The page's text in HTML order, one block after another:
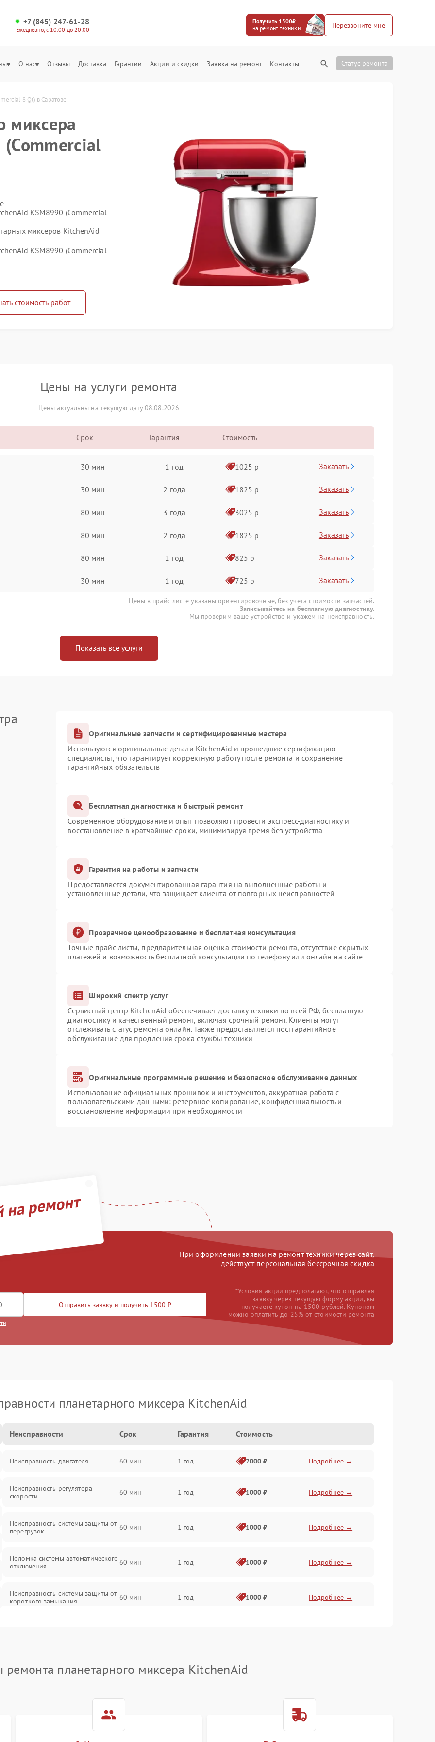
+7 (845) 247-61-28
Ежедневно, с 10:00 до 20:00
Получить 1500₽
на ремонт техники
Перезвоните мне
О нас Отзывы Доставка Гарантии Акции и скидки Заявка на ремонт Контакты Статус ремонта
8 Qt) в Саратове
миксера
KSM8990 (Commercial
миксеров KitchenAid
KSM8990 (Commercial
стоимость работ
Цены на услуги ремонта
Цены актуальны на текущую дату 08.08.2026
Срок Гарантия Стоимость
30 мин 1 год 1025 р Заказать
30 мин 2 года 1825 р Заказать
80 мин 3 года 3025 р Заказать
80 мин 2 года 1825 р Заказать
80 мин 1 год 825 р Заказать
30 мин 1 год 725 р Заказать
Цены в прайс-листе указаны ориентировочные, без учета стоимости запчастей.
Записывайтесь на бесплатную диагностику.
Мы проверим ваше устройство и укажем на неисправность.
Показать все услуги
Оригинальные запчасти и сертифицированные мастера
Используются оригинальные детали KitchenAid и прошедшие сертификацию
специалисты, что гарантирует корректную работу после ремонта и сохранение
гарантийных обязательств
Бесплатная диагностика и быстрый ремонт
Современное оборудование и опыт позволяют провести экспресс-диагностику и
восстановление в кратчайшие сроки, минимизируя время без устройства
Гарантия на работы и запчасти
Предоставляется документированная гарантия на выполненные работы и
установленные детали, что защищает клиента от повторных неисправностей
Прозрачное ценообразование и бесплатная консультация
Точные прайс-листы, предварительная оценка стоимости ремонта, отсутствие скрытых
платежей и возможность бесплатной консультации по телефону или онлайн на сайте
Широкий спектр услуг
Сервисный центр KitchenAid обеспечивает доставку техники по всей РФ, бесплатную
диагностику и качественный ремонт, включая срочный ремонт. Клиенты могут
отслеживать статус ремонта онлайн. Также предоставляется постгарантийное
обслуживание для продления срока службы техники
Оригинальные программные решение и безопасное обслуживание данных
Использование официальных прошивок и инструментов, аккуратная работа с
пользовательскими данными: резервное копирование, конфиденциальность и
восстановление информации при необходимости
ремонт
При оформлении заявки на ремонт техники через сайт,
действует персональная бессрочная скидка
Отправить заявку и получить 1500 ₽
*Условия акции предполагают, что отправляя
заявку через текущую форму акции, вы
получаете купон на 1500 рублей. Купоном
можно оплатить до 25% от стоимости ремонта
планетарного миксера KitchenAid
Неисправности Срок Гарантия Стоимость
Неисправность двигателя 60 мин 1 год 2000 ₽ Подробнее →
Неисправность регулятора
скорости
60 мин 1 год 1000 ₽ Подробнее →
Неисправность системы защиты от
перегрузок
60 мин 1 год 1000 ₽ Подробнее →
Поломка системы автоматического
отключения
60 мин 1 год 1000 ₽ Подробнее →
Неисправность системы защиты от
короткого замыкания
60 мин 1 год 1000 ₽ Подробнее →
перенапряжения
60 мин 1 год 1000 ₽
Неисправность системы защиты от
Повреждение системы защиты от
ремонта планетарного миксера KitchenAid